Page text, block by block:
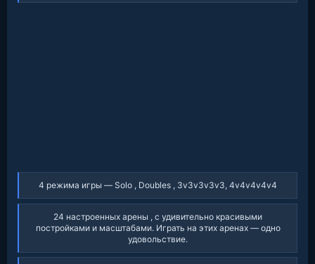
4 режима игры — Solo , Doubles , 3v3v3v3v3, 4v4v4v4v4​
24 настроенных арены , с удивительно красивыми
постройками и масштабами. Играть на этих аренах — одно
удовольствие.​